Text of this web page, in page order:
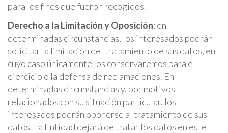
para los fines que fueron recogidos.
Derecho a la Limitación y Oposición: en
determinadas circunstancias, los interesados podrán
solicitar la limitación del tratamiento de sus datos, en
cuyo caso únicamente los conservaremos para el
ejercicio o la defensa de reclamaciones. En
determinadas circunstancias y, por motivos
relacionados con su situación particular, los
interesados podrán oponerse al tratamiento de sus
datos. La Entidad dejará de tratar los datos en este